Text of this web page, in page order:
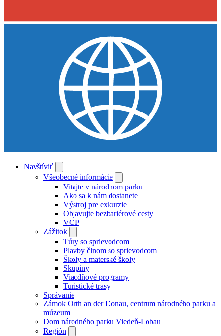
Navštíviť
Všeobecné informácie
Vitajte v národnom parku
Ako sa k nám dostanete
Výstroj pre exkurzie
Objavujte bezbariérové cesty
VOP
Zážitok
Túry so sprievodcom
Plavby člnom so sprievodcom
Školy a materské školy
Skupiny
Viacdňové programy
Turistické trasy
Správanie
Zámok Orth an der Donau, centrum národného parku a
múzeum
Dom národného parku Viedeň-Lobau
Región